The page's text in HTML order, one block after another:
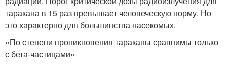
таракана в 15 раз превышает человеческую норму. Но
это характерно для большинства насекомых.
«По степени проникновения тараканы сравнимы только
с бета-частицами»